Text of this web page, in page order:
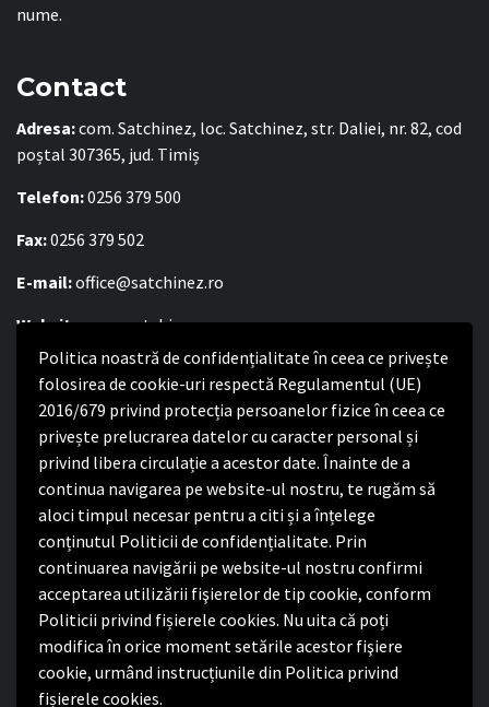
Politica noastră de confidențialitate în ceea ce privește
folosirea de cookie-uri respectă Regulamentul (UE)
2016/679 privind protecția persoanelor fizice în ceea ce
privește prelucrarea datelor cu caracter personal și
privind libera circulație a acestor date. Înainte de a
continua navigarea pe website-ul nostru, te rugăm să
aloci timpul necesar pentru a citi și a înțelege
conținutul Politicii de confidențialitate. Prin
continuarea navigării pe website-ul nostru confirmi
acceptarea utilizării fişierelor de tip cookie, conform
Politicii privind fișierele cookies. Nu uita că poți
modifica în orice moment setările acestor fişiere
cookie, urmând instrucțiunile din Politica privind
fișierele cookies.
nume.
Contact
Adresa:com. Satchinez, loc. Satchinez, str. Daliei, nr. 82, cod
poștal 307365, jud. Timiș
Telefon:0256 379 500
Fax:0256 379 502
E-mail:office@satchinez.ro
Website:www.satchinez.ro
Program cu publicul:
Luni – Joi:8:00-16:30
Vineri:8:00 – 14:00
Politica de confidențialitate
Politica de confidențialitate
Nota de informare privind implementarea Regulamentului
(UE) 2016/679
Termeni și condiții de utilizare website